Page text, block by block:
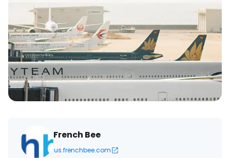
French Bee
us.frenchbee.com